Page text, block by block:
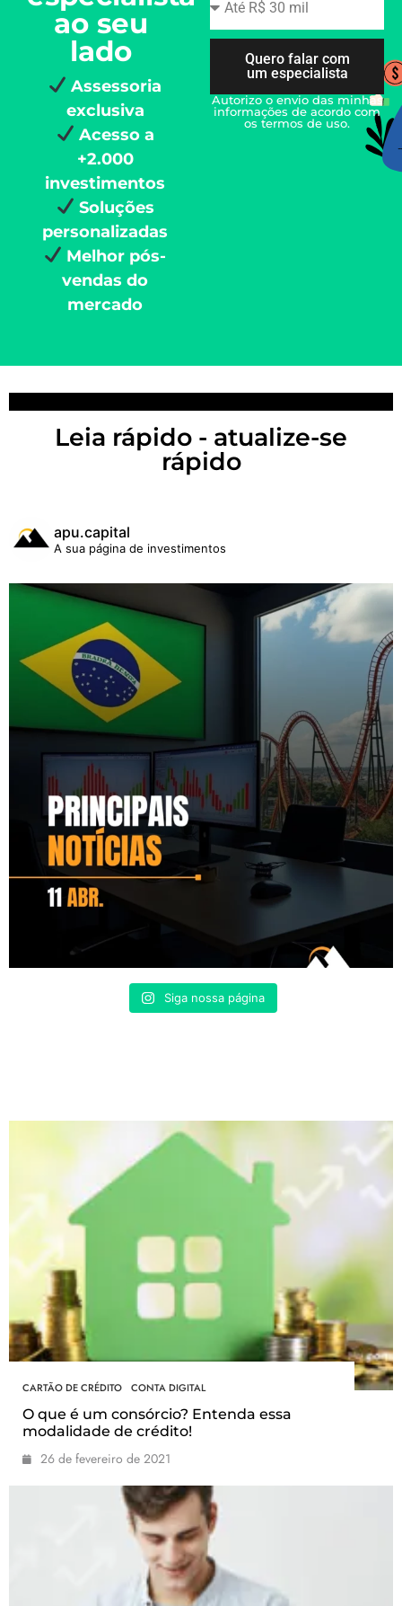
ao seu
lado
Assessoria
exclusiva
Acesso a
+2.000
investimentos
Soluções
personalizadas
Melhor pós-
vendas do
mercado
Quero falar com
um especialista
Autorizo o envio das minhas
informações de acordo com
os termos de uso.
Leia rápido - atualize-se
rápido
apu.capital
A sua página de investimentos
Siga nossa página
CARTÃO DE CRÉDITO CONTA DIGITAL
O que é um consórcio? Entenda essa
modalidade de crédito!
26 de fevereiro de 2021